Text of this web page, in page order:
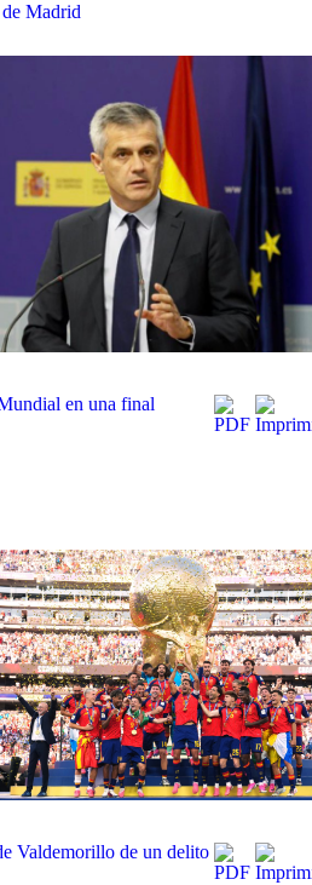
Madrid
en una final
Valdemorillo de un delito